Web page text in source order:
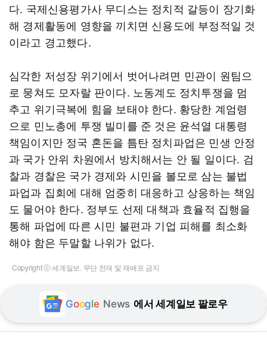
다. 국제신용평가사 무디스는 정치적 갈등이 장기화
해 경제활동에 영향을 끼치면 신용도에 부정적일 것
이라고 경고했다.
심각한 저성장 위기에서 벗어나려면 민관이 원팀으
로 뭉쳐도 모자랄 판이다. 노동계도 정치투쟁을 멈
추고 위기극복에 힘을 보태야 한다. 황당한 계엄령
으로 민노총에 투쟁 빌미를 준 것은 윤석열 대통령
책임이지만 정국 혼돈을 틈탄 정치파업은 민생 안정
과 국가 안위 차원에서 방치해서는 안 될 일이다. 검
찰과 경찰은 국가 경제와 시민을 볼모로 삼는 불법
파업과 집회에 대해 엄중히 대응하고 상응하는 책임
도 물어야 한다. 정부도 선제 대책과 효율적 집행을
통해 파업에 따른 시민 불편과 기업 피해를 최소화
해야 함은 두말할 나위가 없다.
Copyright ⓒ 세계일보. 무단 전재 및 재배포 금지
Google News 에서 세계일보 팔로우